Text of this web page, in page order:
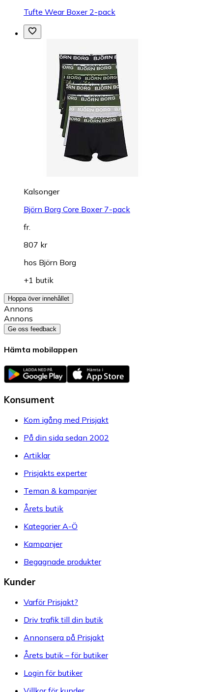
Tufte Wear Boxer 2-pack
Kalsonger
Björn Borg Core Boxer 7-pack
fr.
807 kr
hos Björn Borg
+1 butik
Hoppa över innehållet
Annons
Annons
Ge oss feedback
Hämta mobilappen
Konsument
Kom igång med Prisjakt
På din sida sedan 2002
Artiklar
Prisjakts experter
Teman & kampanjer
Årets butik
Kategorier A-Ö
Kampanjer
Begagnade produkter
Kunder
Varför Prisjakt?
Driv trafik till din butik
Annonsera på Prisjakt
Årets butik – för butiker
Login för butiker